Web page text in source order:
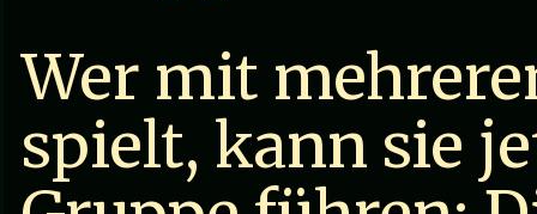
Wer mit
spielt, kann sie